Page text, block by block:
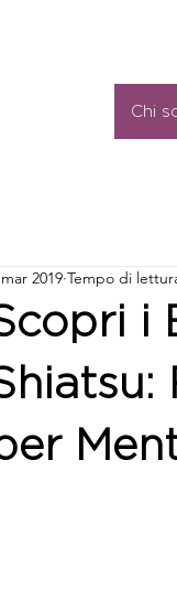
Chi
i
2019 Tempo di